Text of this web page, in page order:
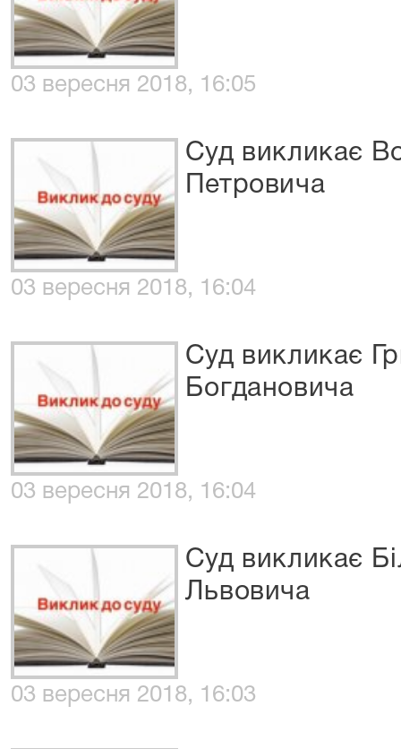
03 вересня 2018, 16:05
Суд викликає
Петровича
03 вересня 2018, 16:04
Суд викликає
Богдановича
03 вересня 2018, 16:04
Суд викликає
Львовича
03 вересня 2018, 16:03